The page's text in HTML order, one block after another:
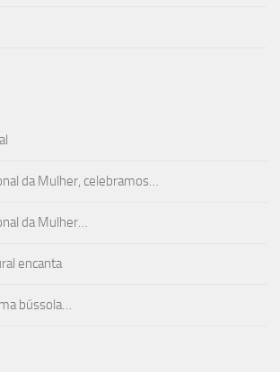
da Mulher, celebramos…
da Mulher…
encanta
bússola…